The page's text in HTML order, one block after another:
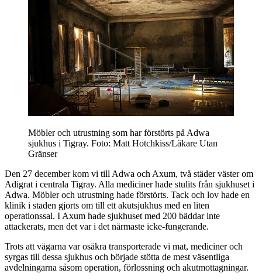
Möbler och utrustning som har förstörts på Adwa
sjukhus i Tigray. Foto: Matt Hotchkiss/Läkare Utan
Gränser
Den 27 december kom vi till Adwa och Axum, två städer väster om
Adigrat i centrala Tigray. Alla mediciner hade stulits från sjukhuset i
Adwa. Möbler och utrustning hade förstörts. Tack och lov hade en
klinik i staden gjorts om till ett akutsjukhus med en liten
operationssal. I Axum hade sjukhuset med 200 bäddar inte
attackerats, men det var i det närmaste icke-fungerande.
Trots att vägarna var osäkra transporterade vi mat, mediciner och
syrgas till dessa sjukhus och började stötta de mest väsentliga
avdelningarna såsom operation, förlossning och akutmottagningar.